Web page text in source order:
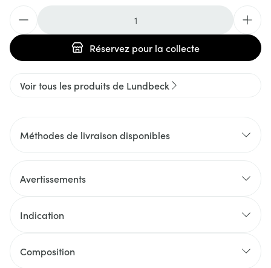
Réservez pour la collecte
Voir tous les produits de Lundbeck
Méthodes de livraison disponibles
Avertissements
Indication
Composition